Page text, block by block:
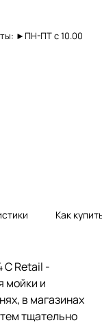
►ПН-ПТ с 10.00
Как
Retail -
мойки и
в магазинах
тщательно